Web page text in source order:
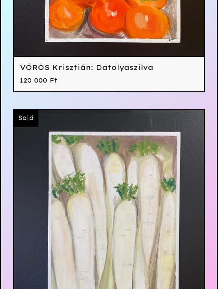
VÖRÖS Krisztián: Datolyaszilva
120 000 Ft
Sold